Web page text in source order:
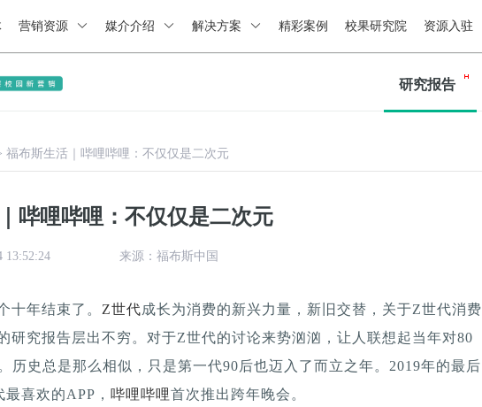
营销资源 媒介介绍 解决方案 精彩案例 校果研究院 资源入驻
研究报告
福布斯生活｜哔哩哔哩：不仅仅是二次元
哔哩哔哩：不仅仅是二次元
13:52:24 来源：福布斯中国
十年结束了。 Z世代成长为消费的新兴力量，新旧交替，关于Z世代消费
研究报告层出不穷。对于Z世代的讨论来势汹汹，让人联想起当年对80
历史总是那么相似，只是第一代90后也迈入了而立之年。2019年的最后
喜欢的APP， 哔哩哔哩首次推出跨年晚会。